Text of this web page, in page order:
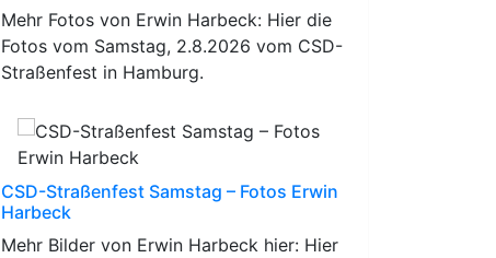
Mehr Fotos von Erwin Harbeck: Hier die
Fotos vom Samstag, 2.8.2026 vom CSD-
Straßenfest in Hamburg.
CSD-Straßenfest Samstag – Fotos Erwin
Harbeck
Mehr Bilder von Erwin Harbeck hier: Hier